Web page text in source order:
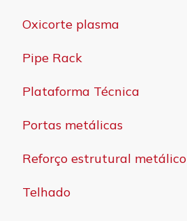
Oxicorte plasma
Pipe Rack
Plataforma Técnica
Portas metálicas
Reforço estrutural metálico
Telhado